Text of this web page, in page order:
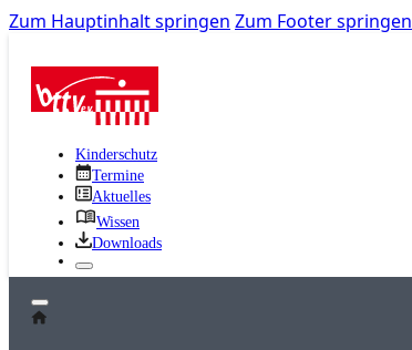
Zum Hauptinhalt springen Zum Footer springen
Kinderschutz
Termine
Aktuelles
Wissen
Downloads